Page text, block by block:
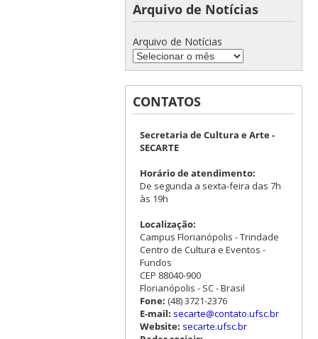
Arquivo de Notícias
Arquivo de Notícias
CONTATOS
Secretaria de Cultura e Arte -
SECARTE
Horário de atendimento:
De segunda a sexta-feira das 7h
às 19h
Localização:
Campus Florianópolis - Trindade
Centro de Cultura e Eventos -
Fundos
CEP 88040-900
Florianópolis - SC - Brasil
Fone: (48) 3721-2376
E-mail: secarte@contato.ufsc.br
Website: secarte.ufsc.br